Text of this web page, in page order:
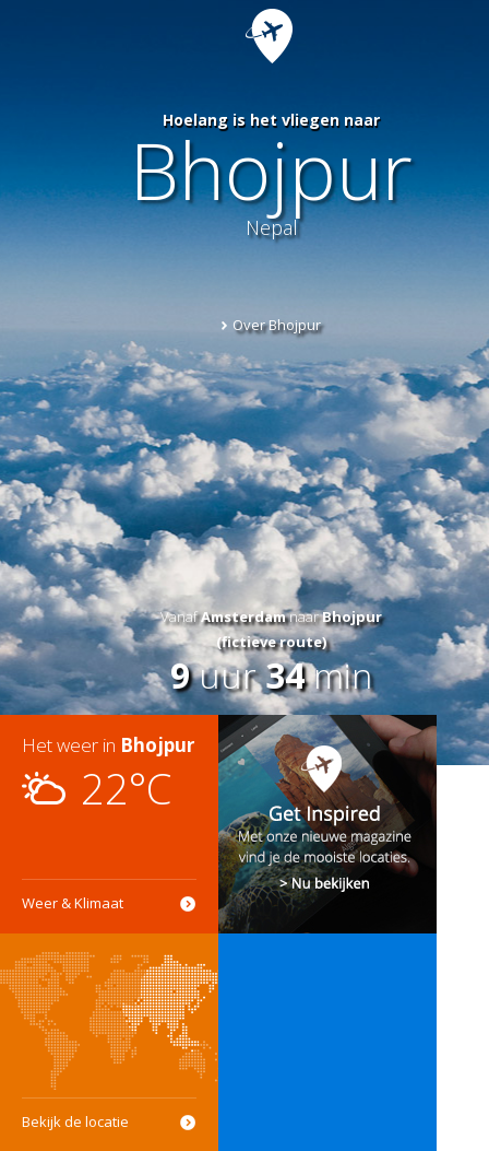
Hoelang is het vliegen naar
Bhojpur
Nepal
Over Bhojpur
VanafAmsterdamnaarBhojpur
(fictieve route)
9uur34min
Het weer in Bhojpur
22°C
Weer & Klimaat
Bekijk de locatie